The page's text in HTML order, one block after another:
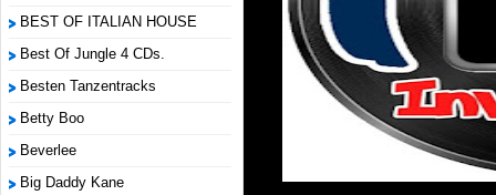
BEST OF ITALIAN HOUSE
Best Of Jungle 4 CDs.
Besten Tanzentracks
Betty Boo
Beverlee
Big Daddy Kane